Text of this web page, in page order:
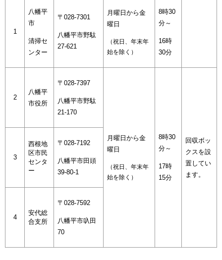
1
八幡平
市
清掃セ
ンター
〒028-7301
八幡平市野駄
27-621
月曜日から金
曜日
（祝日、年末年
始を除く）
8時30
分～
16時
30分
2
八幡平
市役所
〒028-7397
八幡平市野駄
21-170
月曜日から金
曜日
（祝日、年末年
始を除く）
8時30
分～
17時
15分
回収ボッ
クスを設
置してい
ます。
3
西根地
区市民
センタ
ー
〒028-7192
八幡平市田頭
39-80-1
4
安代総
合支所
〒028-7592
八幡平市叺田
70